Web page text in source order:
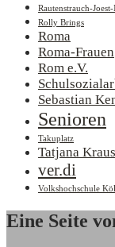
Rautenstrauch-
Rolly Brings
Roma
Roma-Frauen
Rom e.V.
Sebastian
Senioren
Takuplatz
Tatjana
ver.di
Volkshochschule
Eine Seite